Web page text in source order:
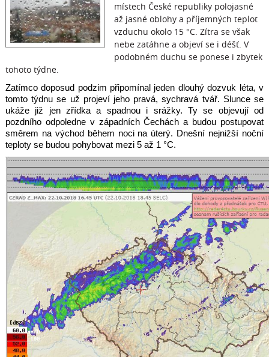
místech České republiky polojasné
až jasné oblohy a příjemných teplot
vzduchu okolo 15 °C. Zítra se však
nebe zatáhne a objeví se i déšť. V
podobném duchu se ponese i zbytek
tohoto týdne.
Zatímco doposud podzim připomínal jeden dlouhý dozvuk léta, v
tomto týdnu se už projeví jeho pravá, sychravá tvář. Slunce se
ukáže již jen zřídka a spadnou i srážky. Ty se objevují od
pozdního odpoledne v západních Čechách a budou postupovat
směrem na východ během noci na úterý. Dnešní nejnižší noční
teploty se budou pohybovat mezi 5 až 1 °C.